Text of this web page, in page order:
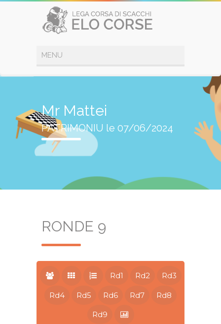
Mr Mattei
PATRIMONIU le 07/06/2024
RONDE 9
Rd1 Rd2 Rd3
Rd4 Rd5 Rd6 Rd7 Rd8
Rd9